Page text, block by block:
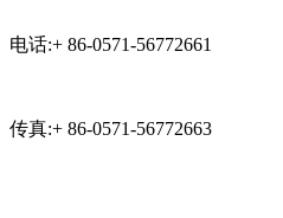
电话:+ 86-0571-56772661
传真:+ 86-0571-56772663